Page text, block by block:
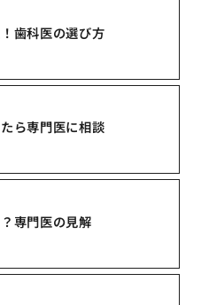
歯科医の選び方
ら専門医に相談
専門医の見解